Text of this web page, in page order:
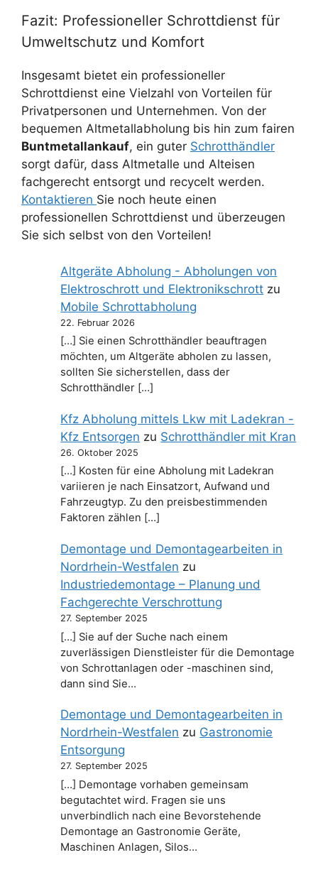
Fazit: Professioneller Schrottdienst für
Umweltschutz und Komfort
Insgesamt bietet ein professioneller
Schrottdienst eine Vielzahl von Vorteilen für
Privatpersonen und Unternehmen. Von der
bequemen Altmetallabholung bis hin zum fairen
Buntmetallankauf, ein guter Schrotthändler
sorgt dafür, dass Altmetalle und Alteisen
fachgerecht entsorgt und recycelt werden.
Kontaktieren Sie noch heute einen
professionellen Schrottdienst und überzeugen
Sie sich selbst von den Vorteilen!
Altgeräte Abholung - Abholungen von
Elektroschrott und Elektronikschrott zu
Mobile Schrottabholung
22. Februar 2026
[…] Sie einen Schrotthändler beauftragen
möchten, um Altgeräte abholen zu lassen,
sollten Sie sicherstellen, dass der
Schrotthändler […]
Kfz Abholung mittels Lkw mit Ladekran -
Kfz Entsorgen zu Schrotthändler mit Kran
26. Oktober 2025
[…] Kosten für eine Abholung mit Ladekran
variieren je nach Einsatzort, Aufwand und
Fahrzeugtyp. Zu den preisbestimmenden
Faktoren zählen […]
Demontage und Demontagearbeiten in
Nordrhein-Westfalen zu
Industriedemontage – Planung und
Fachgerechte Verschrottung
27. September 2025
[…] Sie auf der Suche nach einem
zuverlässigen Dienstleister für die Demontage
von Schrottanlagen oder -maschinen sind,
dann sind Sie…
Demontage und Demontagearbeiten in
Nordrhein-Westfalen zu Gastronomie
Entsorgung
27. September 2025
[…] Demontage vorhaben gemeinsam
begutachtet wird. Fragen sie uns
unverbindlich nach eine Bevorstehende
Demontage an Gastronomie Geräte,
Maschinen Anlagen, Silos…